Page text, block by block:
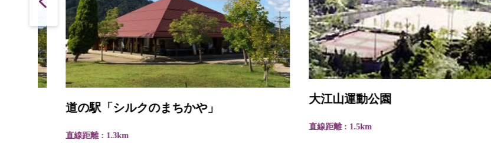
道の駅「シルクのまちかや」
直線距離 : 1.3km
大江山運動公園
直線距離 : 1.5km